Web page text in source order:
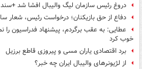
دروغ رئیس سازمان لیگ والیبال افشا شد +سند
دفاع از حق بازیکنان؛ درخواست رئیس، شعار
عطایی:‌ به عقب برگردم، پیشنهاد فدراسیون را
خوب کرد
برد اقتصادی یاران مسی و پیروزی قاطع برزیل
از لژیونرهای والیبال ایران چه خبر؟